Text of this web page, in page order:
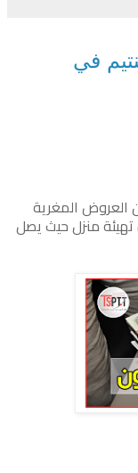
سنتيم في
العروض المغرية
منزل حيث يصل